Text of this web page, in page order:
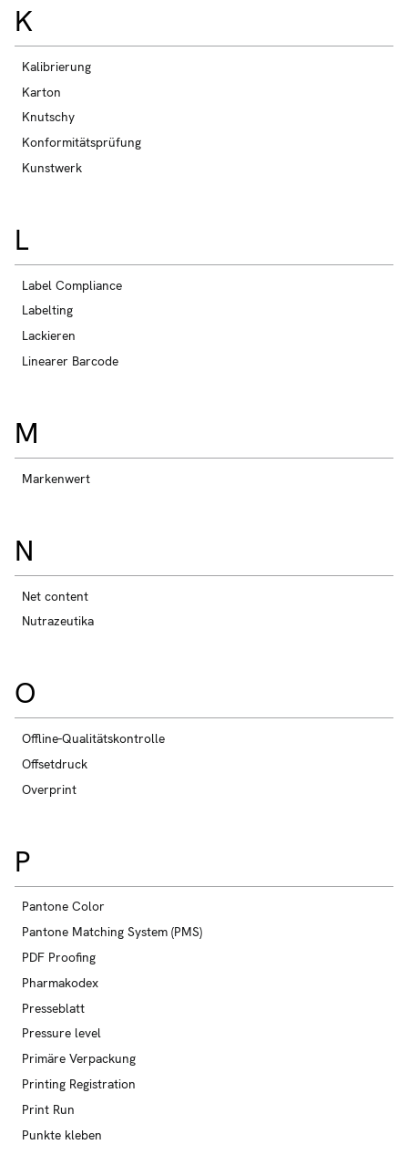
K
Kalibrierung
Karton
Knutschy
Konformitätsprüfung
Kunstwerk
L
Label Compliance
Labelting
Lackieren
Linearer Barcode
M
Markenwert
N
Net content
Nutrazeutika
O
Offline-Qualitätskontrolle
Offsetdruck
Overprint
P
Pantone Color
Pantone Matching System (PMS)
PDF Proofing
Pharmakodex
Presseblatt
Pressure level
Primäre Verpackung
Printing Registration
Print Run
Punkte kleben